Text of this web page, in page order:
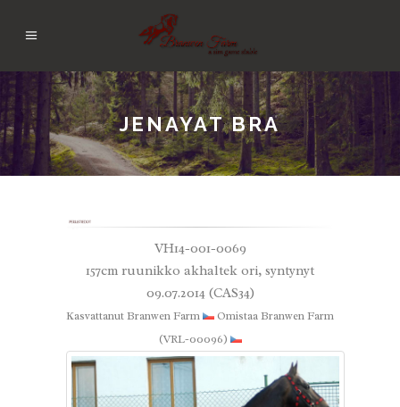
JENAYAT BRA
VH14-001-0069
157cm ruunikko akhaltek ori, syntynyt
09.07.2014 (CAS34)
Kasvattanut Branwen Farm
Omistaa Branwen Farm
(VRL-00096)